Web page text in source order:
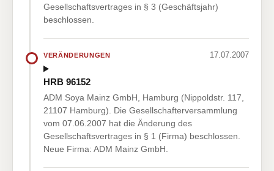
Gesellschaftsvertrages in § 3 (Geschäftsjahr)
beschlossen.
VERÄNDERUNGEN 17.07.2007
HRB 96152
ADM Soya Mainz GmbH, Hamburg (Nippoldstr. 117,
21107 Hamburg). Die Gesellschafterversammlung
vom 07.06.2007 hat die Änderung des
Gesellschaftsvertrages in § 1 (Firma) beschlossen.
Neue Firma: ADM Mainz GmbH.